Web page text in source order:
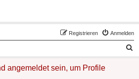
Anmelden
Registrieren
angemeldet sein, um Profile